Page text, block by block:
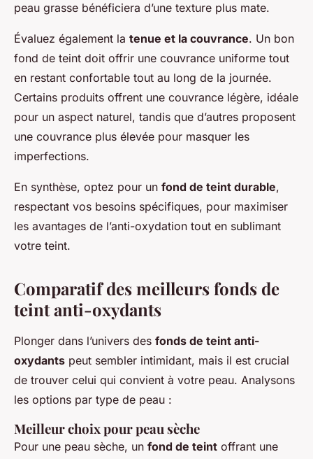
peau grasse bénéficiera d’une texture plus mate.
Évaluez également la tenue et la couvrance. Un bon
fond de teint doit offrir une couvrance uniforme tout
en restant confortable tout au long de la journée.
Certains produits offrent une couvrance légère, idéale
pour un aspect naturel, tandis que d’autres proposent
une couvrance plus élevée pour masquer les
imperfections.
En synthèse, optez pour un fond de teint durable,
respectant vos besoins spécifiques, pour maximiser
les avantages de l’anti-oxydation tout en sublimant
votre teint.
Comparatif des meilleurs fonds de
teint anti-oxydants
Plonger dans l’univers des fonds de teint anti-
oxydants peut sembler intimidant, mais il est crucial
de trouver celui qui convient à votre peau. Analysons
les options par type de peau :
Meilleur choix pour peau sèche
Pour une peau sèche, un fond de teint offrant une